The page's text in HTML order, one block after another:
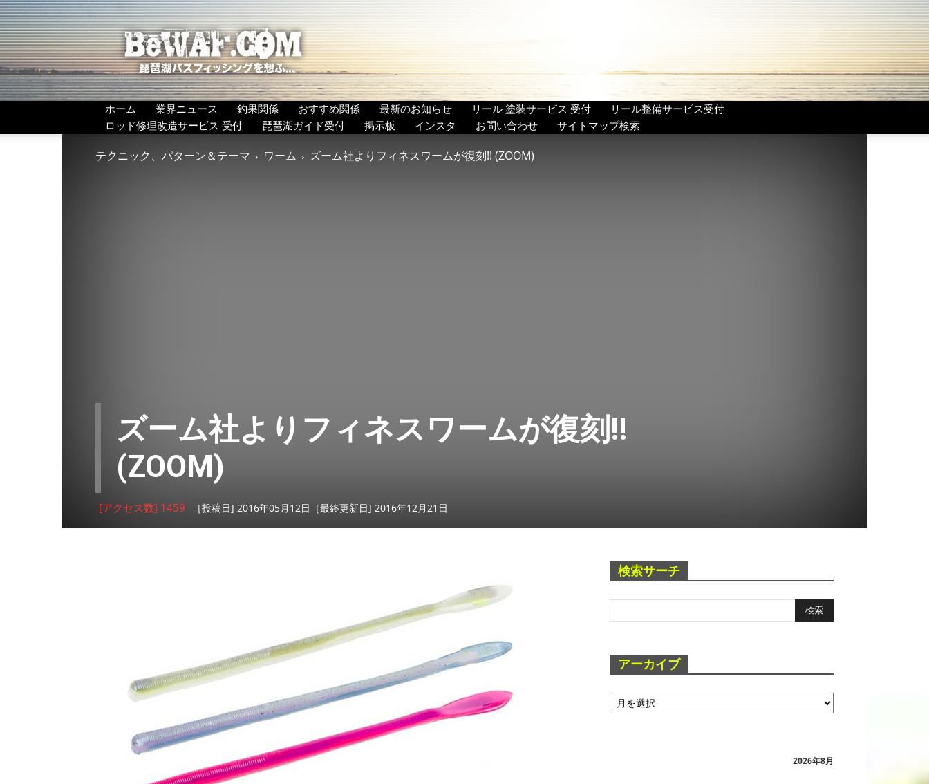
BeWAF
(ビ
ワ
エ
フ）
ホーム 業界ニュース 釣果関係 おすすめ関係 最新のお知らせ リール 塗装サービス 受付
リール整備サービス受付
ロッド修理改造サービス 受付
琵琶湖ガイド受付 掲示板 インスタ お問い合わせ サイトマップ検索
テクニック、パターン＆テーマ ワーム ズーム社よりフィネスワームが復刻!! (ZOOM)
ズーム社よりフィネスワームが復刻!!
(ZOOM)
[アクセス数] 1459 ［投稿日] 2016年05月12日［最終更新日] 2016年12月21日
検索サーチ
アーカイブ
ア
ー
2026年8月